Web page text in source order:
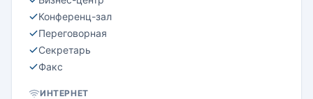
Конференц-зал
Переговорная
Секретарь
Факс
ИНТЕРНЕТ